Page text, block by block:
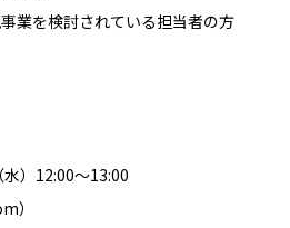
業を検討されている担当者の方
水）12:00〜13:00
）